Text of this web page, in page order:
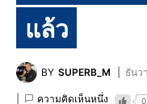
แล้ว
BY SUPERB_M ธันว
ความคิดเห็นหนึ่ง 0